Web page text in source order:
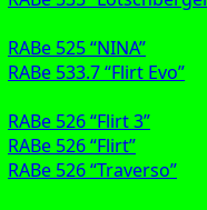
RABe 525 “NINA”
RABe 533.7 “Flirt Evo”
RABe 526 “Flirt 3”
RABe 526 “Flirt”
RABe 526 “Traverso”